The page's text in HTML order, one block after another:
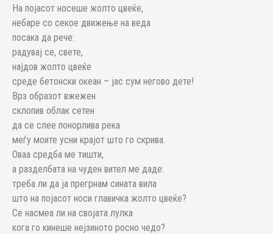
На појасот носеше жолто цвеќе,
небаре со секое движење на веда
посака да рече:
радувај се, свете,
најдов жолто цвеќе
среде бетонски океан – јас сум негово дете!
Врз образот вжежен
склопив облак сетен
да се слее понорлива река
меѓу моите усни крајот што го скрива.
Оваа средба ме тишти,
а разделбата на чуден вител ме даде:
треба ли да ја прегрнам сината вила
што на појасот носи главичка жолто цвеќе?
Се насмеа ли на својата лулка
кога го кинеше нејзиното росно чедо?